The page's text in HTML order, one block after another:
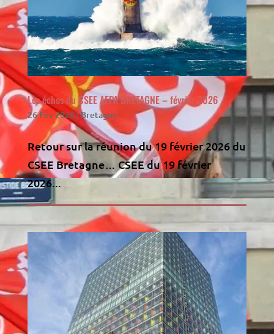
Les échos du CSEE AFPA BRETAGNE – février 2026
26 Fév 2026|Bretagne
Retour sur la réunion du 19 février 2026 du
CSEE Bretagne… CSEE du 19 février
2026...